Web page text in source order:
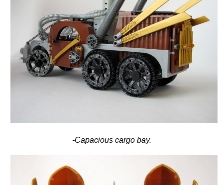
-Capacious cargo bay.